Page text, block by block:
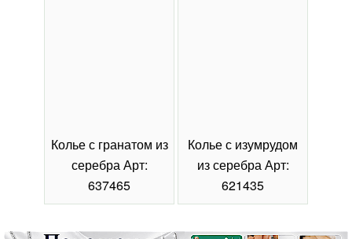
Колье с гранатом из
серебра Арт:
637465
Колье с изумрудом
из серебра Арт:
621435